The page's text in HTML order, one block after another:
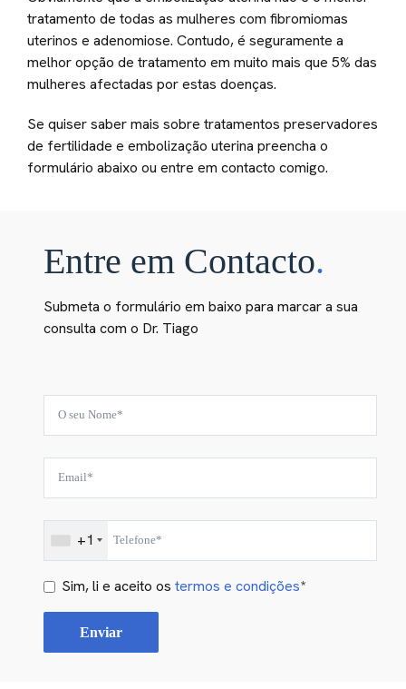
tratamento de todas as mulheres com fibromiomas
uterinos e adenomiose. Contudo, é seguramente a
melhor opção de tratamento em muito mais que 5% das
mulheres afectadas por estas doenças.
Se quiser saber mais sobre tratamentos preservadores
de fertilidade e embolização uterina preencha o
formulário abaixo ou entre em contacto comigo.
Entre em Contacto.
Submeta o formulário em baixo para marcar a sua
consulta com o Dr. Tiago
+1
Sim, li e aceito os termos e condições*